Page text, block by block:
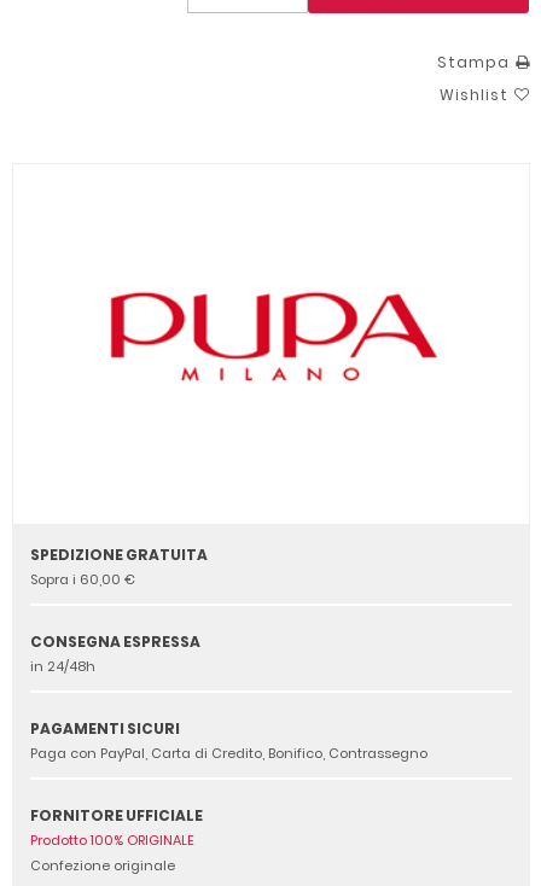
Stampa
Wishlist
SPEDIZIONE GRATUITA
Sopra i 60,00 €
CONSEGNA ESPRESSA
in 24/48h
PAGAMENTI SICURI
Paga con PayPal, Carta di Credito, Bonifico, Contrassegno
FORNITORE UFFICIALE
Prodotto 100% ORIGINALE
Confezione originale